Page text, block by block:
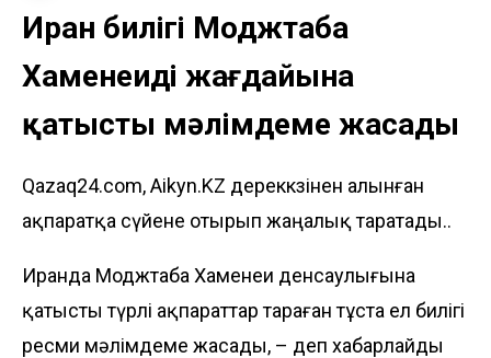
Иран билігі Моджтаба
Хаменеидің жағдайына
қатысты мәлімдеме жасады
Qazaq24.com, Aikyn.KZ дереккөзінен алынған
ақпаратқа сүйене отырып жаңалық таратады..
Иранда Моджтаба Хаменеи денсаулығына
қатысты түрлі ақпараттар тараған тұста ел билігі
ресми мәлімдеме жасады, – деп хабарлайды